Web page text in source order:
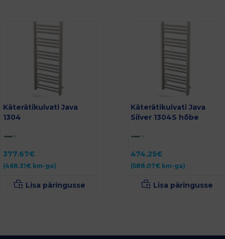
Käterätikuivati Java
1304
377.67€
(468.31€ km-ga)
Lisa päringusse
Käterätikuivati Java
Silver 1304S hõbe
474.25€
(588.07€ km-ga)
Lisa päringusse